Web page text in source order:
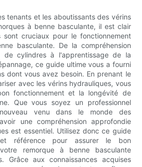
tenants et les aboutissants des vérins
à benne basculante, il est clair
sont cruciaux pour le fonctionnement
basculante. De la compréhension
de cylindres à l'apprentissage de la
ce guide ultime vous a fourni
dont vous avez besoin. En prenant le
avec les vérins hydrauliques, vous
fonctionnement et la longévité de
Que vous soyez un professionnel
venu dans le monde des
une compréhension approfondie
est essentiel. Utilisez donc ce guide
et référence pour assurer le bon
remorque à benne basculante
Grâce aux connaissances acquises